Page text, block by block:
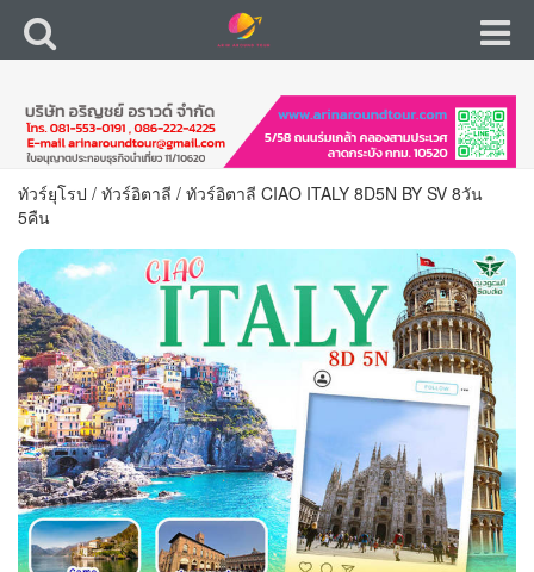
ทัวร์ยุโรป / ทัวร์อิตาลี / ทัวร์อิตาลี CIAO ITALY 8D5N BY SV 8วัน
5คืน